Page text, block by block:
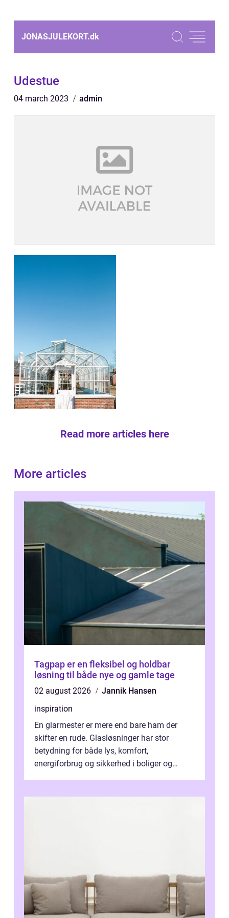
JONASJULEKORT.dk
Udestue
04 march 2023 admin
Read more articles here
More articles
Tagpap er en fleksibel og holdbar
løsning til både nye og gamle tage
02 august 2026
Jannik Hansen
inspiration
En glarmester er mere end bare ham der
skifter en rude. Glasløsninger har stor
betydning for både lys, komfort,
energiforbrug og sikkerhed i boliger og